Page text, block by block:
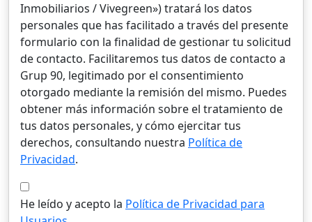
Inmobiliarios / Vivegreen») tratará los datos
personales que has facilitado a través del presente
formulario con la finalidad de gestionar tu solicitud
de contacto. Facilitaremos tus datos de contacto a
Grup 90, legitimado por el consentimiento
otorgado mediante la remisión del mismo. Puedes
obtener más información sobre el tratamiento de
tus datos personales, y cómo ejercitar tus
derechos, consultando nuestra Política de
Privacidad.
He leído y acepto la Política de Privacidad para